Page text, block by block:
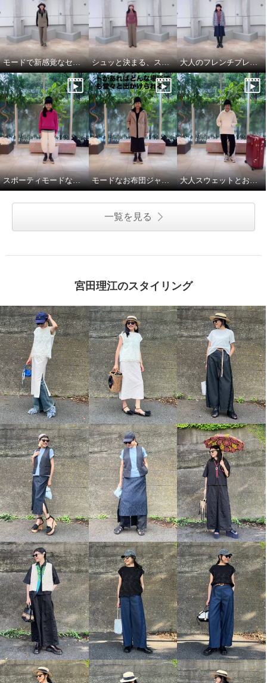
ミューリエ ヴィンテージな品格
ラインストーン付ブラウス
アイボリー Ｍ
¥0
ミューリエ 余白のある上品さを
演出 グレースフル ツイードスカ
ート
オフホワイト Ｍ
¥0
モードで新感覚なセットアップスタイル シュッと決まる、スマートなパンツルック 大人のフレンチプレッピーが新トレンド
スポーティモードな冬のお出かけスタイル モードなお布団ジャケットと大人パーカで気分上々♪ 大人スウェットとお布団ジャケットで、旅慣れた冬旅行コーデ
一覧を見る
宮田理江のスタイリング